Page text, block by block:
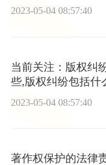
2023-05-04 08:57:40
当前关注：版权纠
些,版权纠纷包括什
2023-05-04 08:57:40
著作权保护的法律